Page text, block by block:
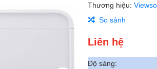
Thương hiệu:
So sánh
Liên hệ
Độ sáng: